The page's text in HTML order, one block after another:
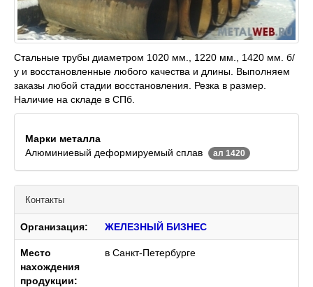
Стальные трубы диаметром 1020 мм., 1220 мм., 1420 мм. б/
у и восстановленные любого качества и длины. Выполняем
заказы любой стадии восстановления. Резка в размер.
Наличие на складе в СПб.
Марки металла
Алюминиевый деформируемый сплав
ал 1420
Контакты
Организация: ЖЕЛЕЗНЫЙ БИЗНЕС
Место
нахождения
продукции:
в Санкт-Петербурге